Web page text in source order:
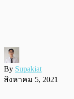
By Supakiat
สิงหาคม 5, 2021